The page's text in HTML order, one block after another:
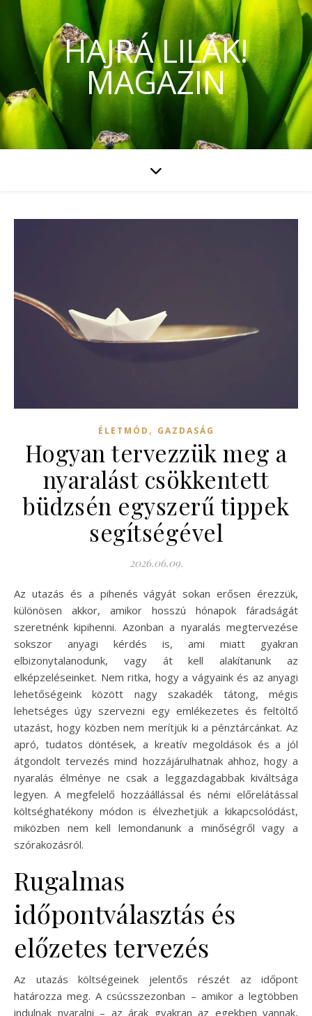
HAJRÁ LILÁK!
MAGAZIN
ÉLETMÓD , GAZDASÁG
Hogyan tervezzük meg a
nyaralást csökkentett
büdzsén egyszerű tippek
segítségével
2026.06.09.
Az utazás és a pihenés vágyát sokan erősen érezzük,
különösen akkor, amikor hosszú hónapok fáradságát
szeretnénk kipihenni. Azonban a nyaralás megtervezése
sokszor anyagi kérdés is, ami miatt gyakran
elbizonytalanodunk, vagy át kell alakítanunk az
elképzeléseinket. Nem ritka, hogy a vágyaink és az anyagi
lehetőségeink között nagy szakadék tátong, mégis
lehetséges úgy szervezni egy emlékezetes és feltöltő
utazást, hogy közben nem merítjük ki a pénztárcánkat. Az
apró, tudatos döntések, a kreatív megoldások és a jól
átgondolt tervezés mind hozzájárulhatnak ahhoz, hogy a
nyaralás élménye ne csak a leggazdagabbak kiváltsága
legyen. A megfelelő hozzáállással és némi előrelátással
költséghatékony módon is élvezhetjük a kikapcsolódást,
miközben nem kell lemondanunk a minőségről vagy a
szórakozásról.
Rugalmas
időpontválasztás és
előzetes tervezés
Az utazás költségeinek jelentős részét az időpont
határozza meg. A csúcsszezonban – amikor a legtöbben
indulnak nyaralni – az árak gyakran az egekben vannak,